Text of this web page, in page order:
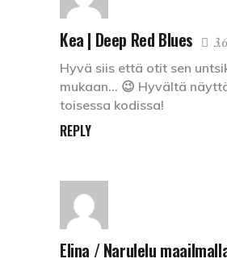
Kea | Deep Red Blues
Hyvä siis että otit sen
mukaan… 😉 Hyvältä
toisessa kodissa!
REPLY
Elina / Narulelu